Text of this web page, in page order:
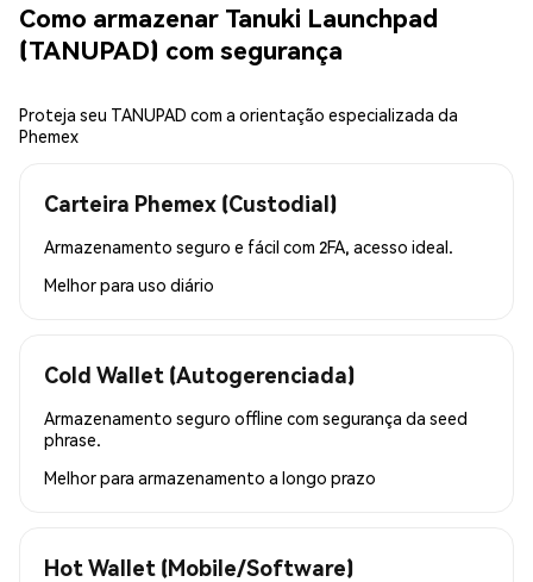
Como armazenar Tanuki Launchpad
(TANUPAD) com segurança
Proteja seu TANUPAD com a orientação especializada da
Phemex
Carteira Phemex (Custodial)
Armazenamento seguro e fácil com 2FA, acesso ideal.
Melhor para uso diário
Cold Wallet (Autogerenciada)
Armazenamento seguro offline com segurança da seed
phrase.
Melhor para armazenamento a longo prazo
Hot Wallet (Mobile/Software)